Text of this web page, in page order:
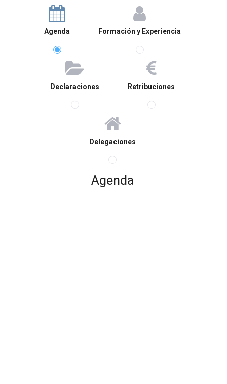
Agenda Formación y Experiencia
Declaraciones Retribuciones
Delegaciones
Agenda